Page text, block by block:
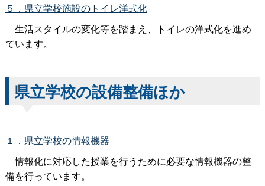
５．県立学校施設のトイレ洋式化
生活スタイルの変化等を踏まえ、トイレの洋式化を進め
ています。
県立学校の設備整備ほか
１．県立学校の情報機器
情報化に対応した授業を行うために必要な情報機器の整
備を行っています。